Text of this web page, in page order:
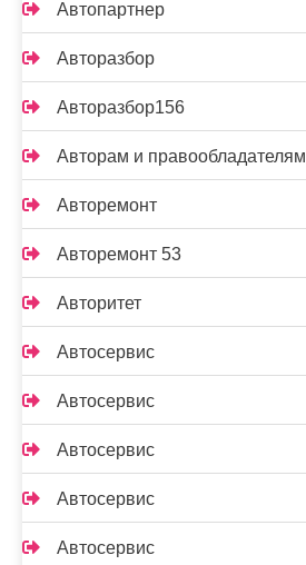
Автопартнер
Авторазбор
Авторазбор156
Авторам и правообладателям
Авторемонт
Авторемонт 53
Авторитет
Автосервис
Автосервис
Автосервис
Автосервис
Автосервис